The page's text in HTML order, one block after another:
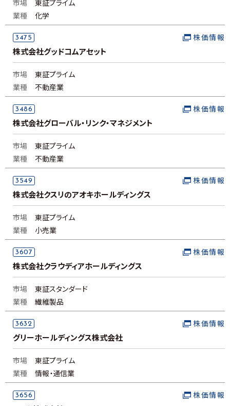
市場
東証プライム
業種
化学
3475
株式会社グッドコムアセット
株価情報
市場
東証プライム
業種
不動産業
3486
株式会社グローバル・リンク・マネジメント
株価情報
市場
東証プライム
業種
不動産業
3549
株式会社クスリのアオキホールディングス
株価情報
市場
東証プライム
業種
小売業
3607
株式会社クラウディアホールディングス
株価情報
市場
東証スタンダード
業種
繊維製品
3632
グリーホールディングス株式会社
株価情報
市場
東証プライム
業種
情報・通信業
3656 株価情報